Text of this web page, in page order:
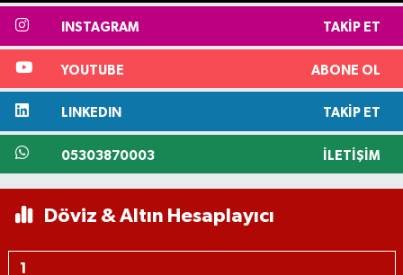
INSTAGRAM TAKIP ET
YOUTUBE ABONE OL
LINKEDIN TAKIP ET
05303870003 İLETIŞIM
Döviz & Altın Hesaplayıcı